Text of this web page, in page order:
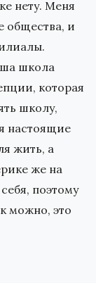
нету. Меня
общества, и
школа
которая
школу,
настоящие
жить, а
же на
поэтому
можно, это